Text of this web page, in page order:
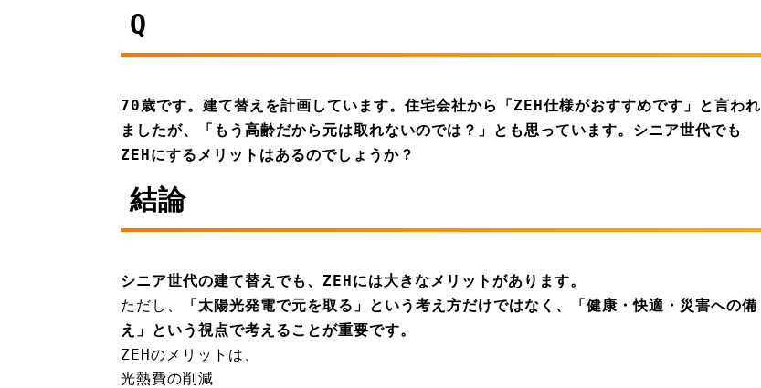
Q
70歳です。建て替えを計画しています。住宅会社から「ZEH仕様がおすすめです」と言われ
ましたが、「もう高齢だから元は取れないのでは？」とも思っています。シニア世代でも
ZEHにするメリットはあるのでしょうか？
結論
シニア世代の建て替えでも、ZEHには大きなメリットがあります。
ただし、
「太陽光発電で元を取る」という考え方だけではなく、「健康・快適・災害への備
え」という視点で考えることが重要です。
ZEHのメリットは、
光熱費の削減